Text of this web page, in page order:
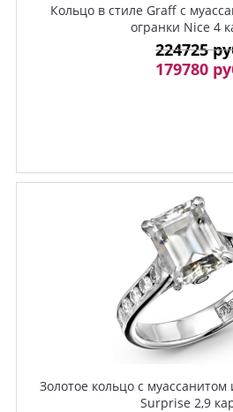
Кольцо в стиле Graff с
огранки Nice 4
224725
179780
Золотое кольцо с
Surprise 2,9